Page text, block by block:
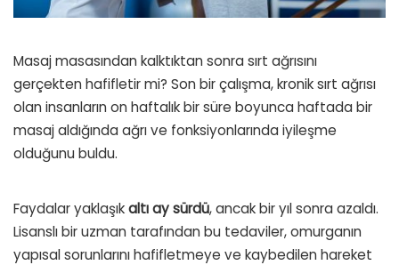
Masaj masasından kalktıktan sonra sırt ağrısını
gerçekten hafifletir mi? Son bir çalışma, kronik sırt ağrısı
olan insanların on haftalık bir süre boyunca haftada bir
masaj aldığında ağrı ve fonksiyonlarında iyileşme
olduğunu buldu.
Faydalar yaklaşıkaltı ay sürdü, ancak bir yıl sonra azaldı.
Lisanslı bir uzman tarafından bu tedaviler, omurganın
yapısal sorunlarını hafifletmeye ve kaybedilen hareket